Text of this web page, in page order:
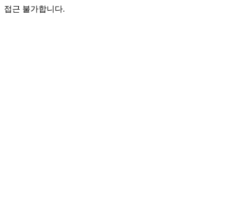
접근 불가합니다.